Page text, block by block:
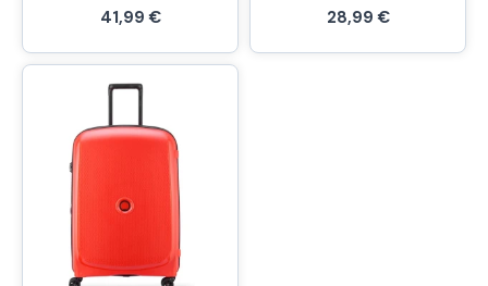
41,99€ 28,99€